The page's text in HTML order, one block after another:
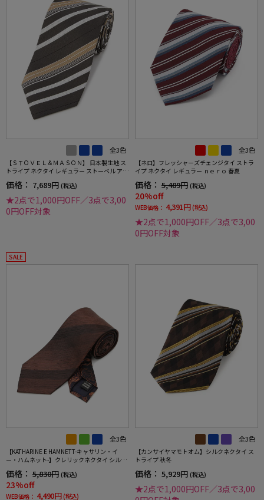
全3色
【ＳＴＯＶＥＬ＆ＭＡＳＯＮ】 日本製生地 ス
トライプ ネクタイ レギュラー ストーベル アン
ド メイソン 春夏
価格： 7,689円 (税込)
★2点で1,000円OFF／3点で3,00
0円OFF対象
全3色
【ネロ】フレッシャーズチェンジタイ ストラ
イプ ネクタイ レギュラー ｎｅｒｏ 春夏
価格： 5,489円 (税込)
20%off
WEB価格： 4,391円 (税込)
★2点で1,000円OFF／3点で3,00
0円OFF対象
SALE
全3色
【KATHARINE E HAMNETT-キャサリン・イ
ー・ハムネット-】クレリックネクタイ シルク
100％ ストライプ×ペイズリー 秋冬
価格： 5,830円 (税込)
23%off
WEB価格： 4,490円 (税込)
全3色
【カンサイヤマモトオム】シルクネクタイ ス
トライプ 秋冬
価格： 5,929円 (税込)
★2点で1,000円OFF／3点で3,00